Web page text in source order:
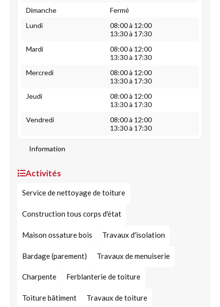
Dimanche
Fermé
Lundi
08:00 à 12:00
13:30 à 17:30
Mardi
08:00 à 12:00
13:30 à 17:30
Mercredi
08:00 à 12:00
13:30 à 17:30
Jeudi
08:00 à 12:00
13:30 à 17:30
Vendredi
08:00 à 12:00
13:30 à 17:30
Information
Activités
Service de nettoyage de toiture
Construction tous corps d'état
Maison ossature bois Travaux d'isolation
Bardage (parement) Travaux de menuiserie
Charpente Ferblanterie de toiture
Toiture bâtiment Travaux de toiture